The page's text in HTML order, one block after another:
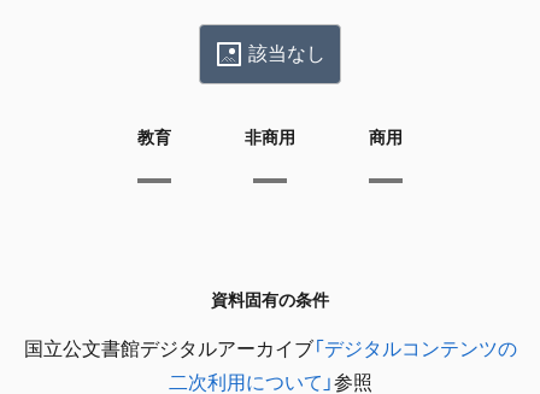
該当なし
教育 非商用 商用
資料固有の条件
国立公文書館デジタルアーカイブ「デジタルコンテンツの
二次利用について」参照